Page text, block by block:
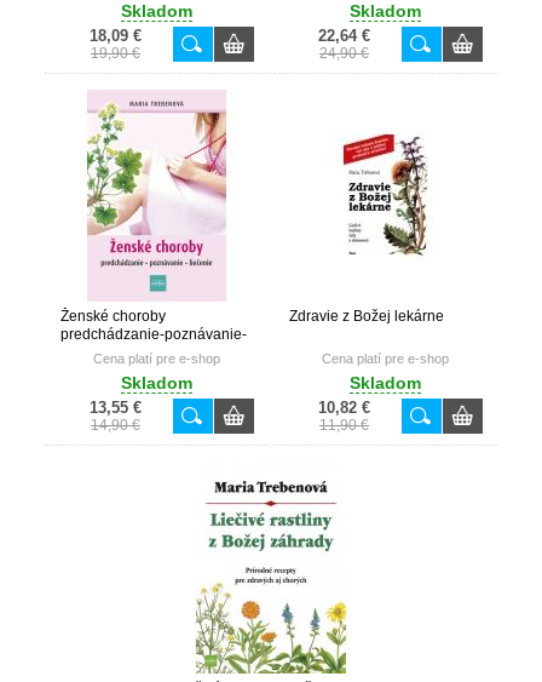
Skladom
18,09 €
19,90 €
Skladom
22,64 €
24,90 €
Ženské choroby
predchádzanie-poznávanie-
liečenieCena platí pre e-shop
Skladom
13,55 €
14,90 €
Zdravie z Božej lekárne
Cena platí pre e-shop
Skladom
10,82 €
11,90 €